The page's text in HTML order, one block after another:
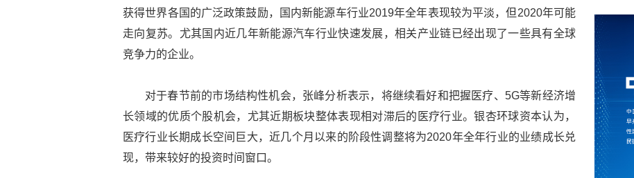
获得世界各国的广泛政策鼓励，国内新能源车行业2019年全年表现较为平淡，但2020年可能
走向复苏。尤其国内近几年新能源汽车行业快速发展，相关产业链已经出现了一些具有全球
竞争力的企业。
对于春节前的市场结构性机会，张峰分析表示，将继续看好和把握医疗、5G等新经济增
长领域的优质个股机会，尤其近期板块整体表现相对滞后的医疗行业。银杏环球资本认为，
医疗行业长期成长空间巨大，近几个月以来的阶段性调整将为2020年全年行业的业绩成长兑
现，带来较好的投资时间窗口。